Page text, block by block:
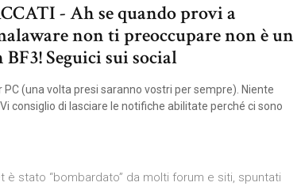
- Ah se quando provi a
non ti preoccupare non è un
Seguici sui social
(una volta presi saranno vostri per sempre). Niente
consiglio di lasciare le notifiche abilitate perché ci sono
stato “bombardato” da molti forum e siti, spuntati